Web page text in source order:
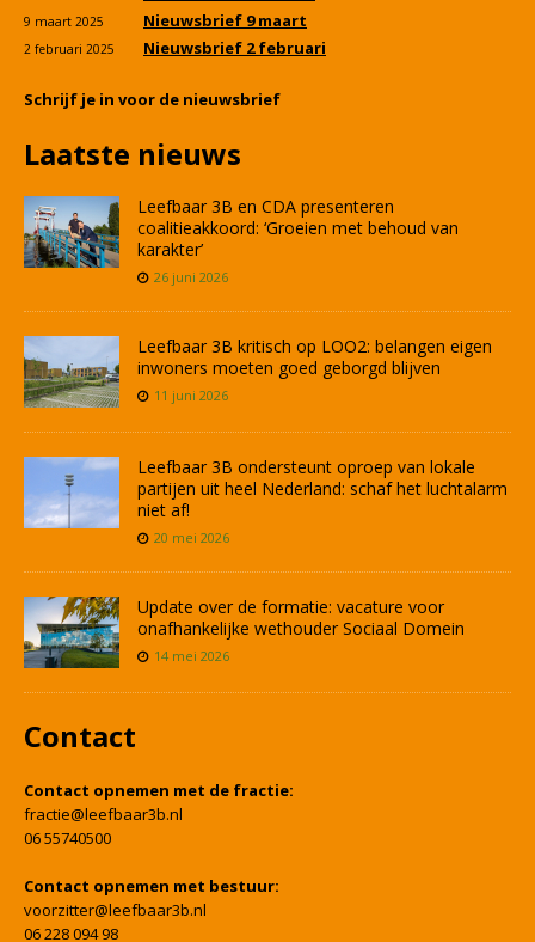
9 maart 2025 Nieuwsbrief 9 maart
2 februari 2025 Nieuwsbrief 2 februari
Schrijf je in voor de nieuwsbrief
Laatste nieuws
Leefbaar 3B en CDA presenteren
coalitieakkoord: ‘Groeien met behoud van
karakter’
26 juni 2026
Leefbaar 3B kritisch op LOO2: belangen eigen
inwoners moeten goed geborgd blijven
11 juni 2026
Leefbaar 3B ondersteunt oproep van lokale
partijen uit heel Nederland: schaf het luchtalarm
niet af!
20 mei 2026
Update over de formatie: vacature voor
onafhankelijke wethouder Sociaal Domein
14 mei 2026
Contact
Contact opnemen met de fractie:
fractie@leefbaar3b.nl
06 55740500
Contact opnemen met bestuur:
voorzitter@leefbaar3b.nl
06 228 094 98